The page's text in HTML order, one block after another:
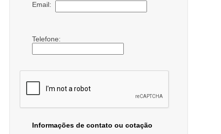
Email:
Telefone:
Informações de contato ou cotação